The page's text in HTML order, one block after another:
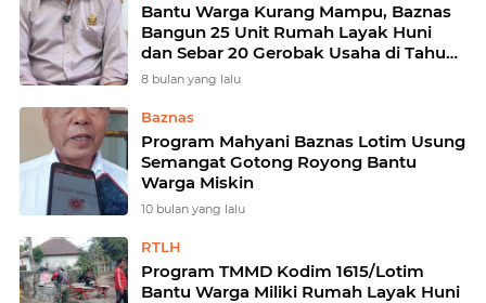
Bantu Warga Kurang Mampu, Baznas
Bangun 25 Unit Rumah Layak Huni
dan Sebar 20 Gerobak Usaha di Tahun
2025
8 bulan yang lalu
Baznas
Program Mahyani Baznas Lotim Usung
Semangat Gotong Royong Bantu
Warga Miskin
10 bulan yang lalu
RTLH
Program TMMD Kodim 1615/Lotim
Bantu Warga Miliki Rumah Layak Huni